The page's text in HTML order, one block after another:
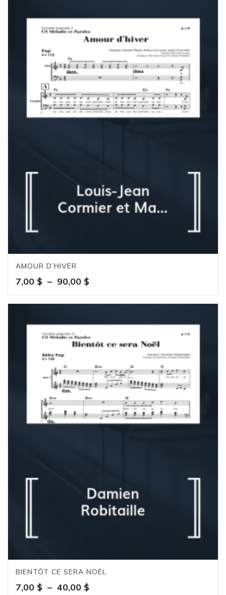
à
75,00 $
AMOUR D’HIVER
7,00 $ – 90,00 $Plage
de
prix :
à
90,00 $
BIENTÔT CE SERA NOËL
7,00 $ – 40,00 $Plage